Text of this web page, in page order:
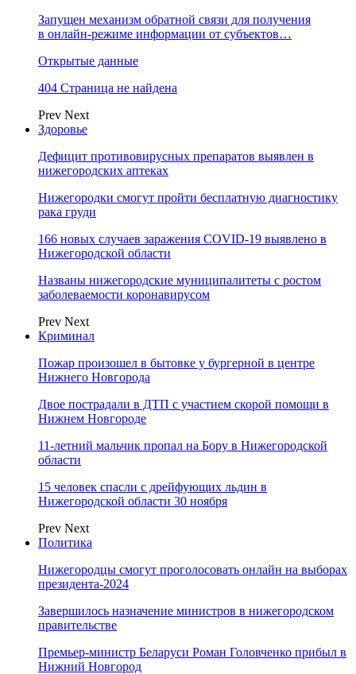
Запущен механизм обратной связи для получения
в онлайн-режиме информации от субъектов…
Открытые данные
404 Страница не найдена
Prev Next
Здоровье
Дефицит противовирусных препаратов выявлен в
нижегородских аптеках
Нижегородки смогут пройти бесплатную диагностику
рака груди
166 новых случаев заражения COVID-19 выявлено в
Нижегородской области
Названы нижегородские муниципалитеты с ростом
заболеваемости коронавирусом
Prev Next
Криминал
Пожар произошел в бытовке у бургерной в центре
Нижнего Новгорода
Двое пострадали в ДТП с участием скорой помощи в
Нижнем Новгороде
11-летний мальчик пропал на Бору в Нижегородской
области
15 человек спасли с дрейфующих льдин в
Нижегородской области 30 ноября
Prev Next
Политика
Нижегородцы смогут проголосовать онлайн на выборах
президента-2024
Завершилось назначение министров в нижегородском
правительстве
Премьер-министр Беларуси Роман Головченко прибыл в
Нижний Новгород